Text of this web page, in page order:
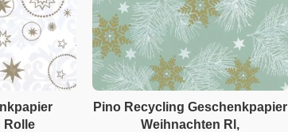
Rolle
Pino Recycling Geschenkpapier
Weihnachten Rl,